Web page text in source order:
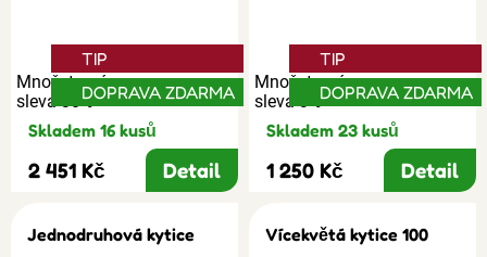
Množstevní
sleva 30%
TIP
DOPRAVA ZDARMA
Skladem 16 kusů
2 451 Kč Detail
Množstevní
sleva 3%
TIP
DOPRAVA ZDARMA
Skladem 23 kusů
1 250 Kč Detail
Jednodruhová kytice
Vícekvětá kytice 100